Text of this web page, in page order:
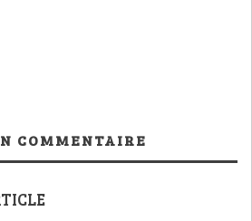
COMMENTAIRE